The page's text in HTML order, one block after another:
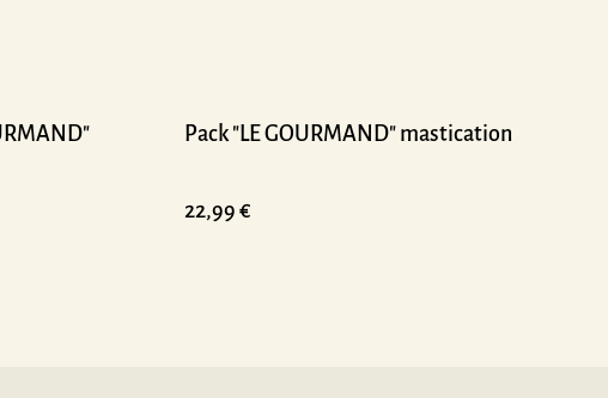
Pack "LE GOURMAND" mastication
22,99 €